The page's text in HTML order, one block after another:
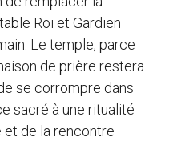
Roi et Gardien
Le temple, parce
de prière restera
se corrompre dans
sacré à une ritualité
et de la rencontre